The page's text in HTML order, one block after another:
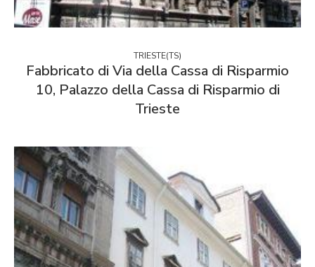
TRIESTE(TS)
Fabbricato di Via della Cassa di Risparmio
10, Palazzo della Cassa di Risparmio di
Trieste